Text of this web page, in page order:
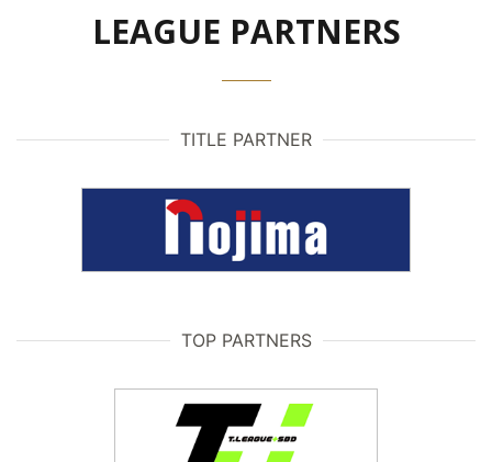
LEAGUE PARTNERS
TITLE PARTNER
TOP PARTNERS